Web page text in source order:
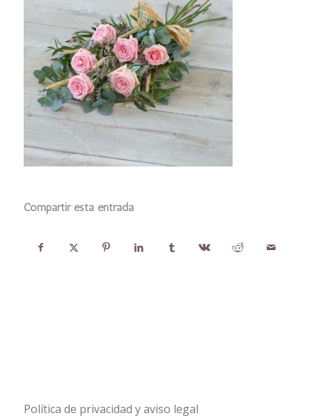
Compartir esta entrada
Política de privacidad y aviso legal